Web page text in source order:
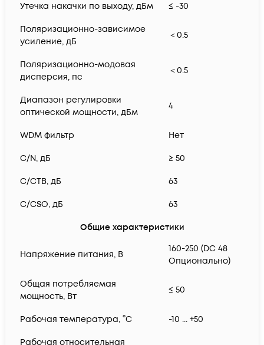
Утечка накачки по выходу, дБм ≤ -30
Поляризационно-зависимое
усиление, дБ
＜0.5
Поляризационно-модовая
дисперсия, пс
＜0.5
Диапазон регулировки
оптической мощности, дБм
4
WDM фильтр Нет
C/N, дБ ≥ 50
C/CTB, дБ 63
C/CSO, дБ 63
Общие характеристики
Напряжение питания, В
160-250 (DC 48
Опционально)
Общая потребляемая
мощность, Вт
≤ 50
Рабочая температура, °С -10 ... +50
Рабочая относительная